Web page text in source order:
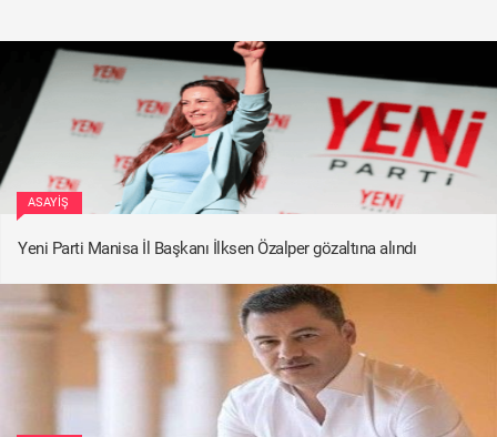
ASAYIŞ
Yeni Parti Manisa İl Başkanı İlksen Özalper gözaltına alındı